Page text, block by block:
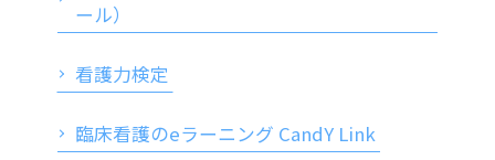
ール）
看護力検定
臨床看護のeラーニング CandY Link